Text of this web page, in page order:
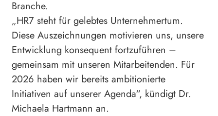
Branche.
„HR7 steht für gelebtes Unternehmertum.
Diese Auszeichnungen motivieren uns, unsere
Entwicklung konsequent fortzuführen –
gemeinsam mit unseren Mitarbeitenden. Für
2026 haben wir bereits ambitionierte
Initiativen auf unserer Agenda“, kündigt Dr.
Michaela Hartmann an.